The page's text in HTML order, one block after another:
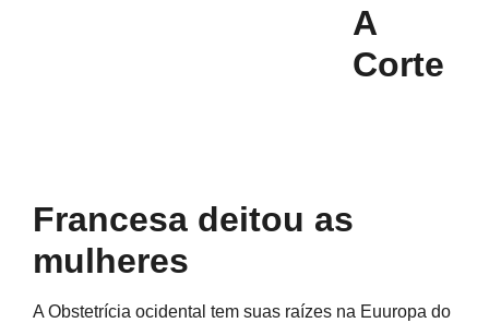
A
Corte
Francesa deitou as
mulheres
A Obstetrícia ocidental tem suas raízes na Euuropa do